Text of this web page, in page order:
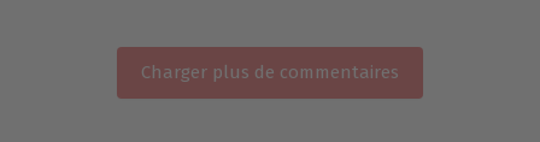
Charger plus de commentaires